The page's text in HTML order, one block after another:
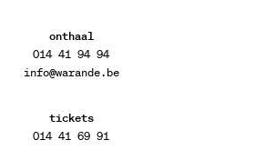
onthaal
014 41 94 94
info@warande.be
tickets
014 41 69 91